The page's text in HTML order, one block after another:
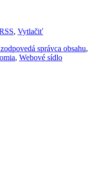
, Vytlačiť
správca obsahu,
, Webové sídlo